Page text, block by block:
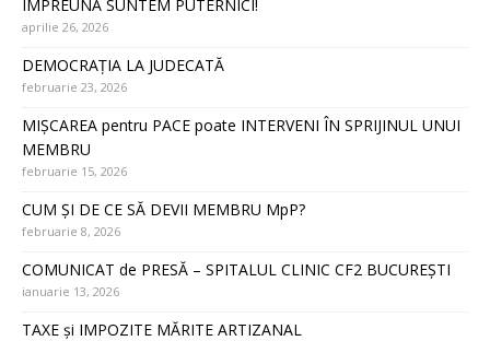
ÎMPREUNA SUNTEM PUTERNICI!
aprilie 26, 2026
DEMOCRAȚIA LA JUDECATĂ
februarie 23, 2026
MIȘCAREA pentru PACE poate INTERVENI ÎN SPRIJINUL UNUI
MEMBRU
februarie 15, 2026
CUM ȘI DE CE SĂ DEVII MEMBRU MpP?
februarie 8, 2026
COMUNICAT de PRESĂ – SPITALUL CLINIC CF2 BUCUREȘTI
ianuarie 13, 2026
TAXE și IMPOZITE MĂRITE ARTIZANAL